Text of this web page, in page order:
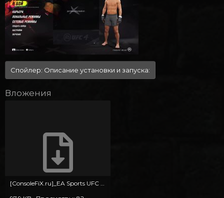
Спойлер: Описание установки и запуска:
Вложения
[ConsoleFiX.ru]_EA Sports UFC 4.torrent